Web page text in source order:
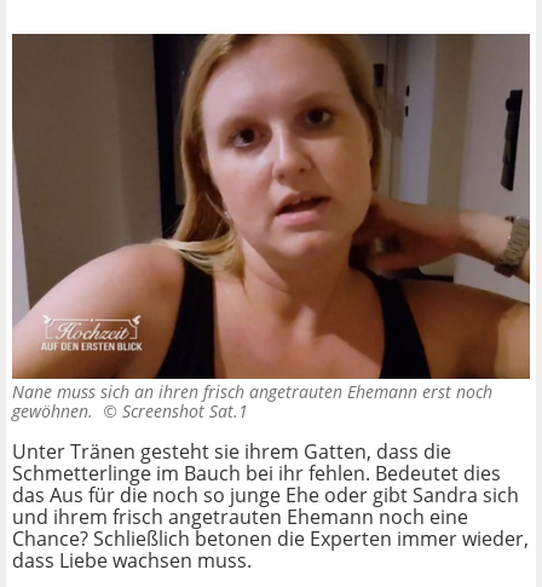
Nane muss sich an ihren frisch angetrauten Ehemann erst noch
gewöhnen. © Screenshot Sat.1
Unter Tränen gesteht sie ihrem Gatten, dass die
Schmetterlinge im Bauch bei ihr fehlen. Bedeutet dies
das Aus für die noch so junge Ehe oder gibt Sandra sich
und ihrem frisch angetrauten Ehemann noch eine
Chance? Schließlich betonen die Experten immer wieder,
dass Liebe wachsen muss.